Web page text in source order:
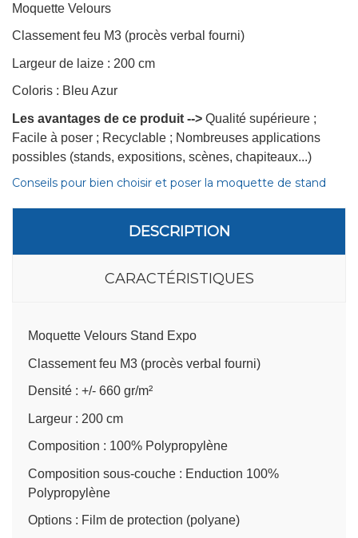
Moquette Velours
Classement feu M3 (procès verbal fourni)
Largeur de laize : 200 cm
Coloris : Bleu Azur
Les avantages de ce produit --> Qualité supérieure ;
Facile à poser ; Recyclable ; Nombreuses applications
possibles (stands, expositions, scènes, chapiteaux...)
Conseils pour bien choisir et poser la moquette de stand
DESCRIPTION
CARACTÉRISTIQUES
Moquette Velours Stand Expo
Classement feu M3 (procès verbal fourni)
Densité : +/- 660 gr/m²
Largeur : 200 cm
Composition : 100% Polypropylène
Composition sous-couche : Enduction 100%
Polypropylène
Options : Film de protection (polyane)